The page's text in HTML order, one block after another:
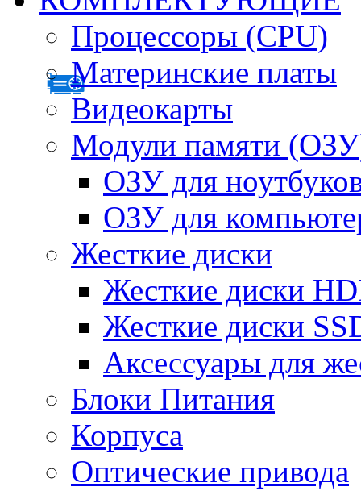
Процессоры (CPU)
Материнские платы
Видеокарты
Модули памяти
ОЗУ для
ОЗУ для
Жесткие диски
Жесткие диски
Жесткие диски
Аксессуары для
Блоки Питания
Корпуса
Оптические привода